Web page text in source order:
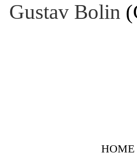
Gustav Bolin
HOME